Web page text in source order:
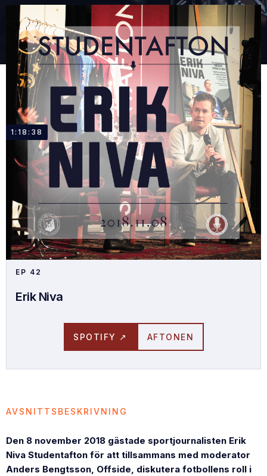
1:18:38
EP 42
Erik Niva
SPOTIFY ↗ AFTONEN
AVSNITTSBESKRIVNING
Den 8 november 2018 gästade sportjournalisten Erik
Niva Studentafton för att tillsammans med moderator
Anders Bengtsson, Offside, diskutera fotbollens roll i